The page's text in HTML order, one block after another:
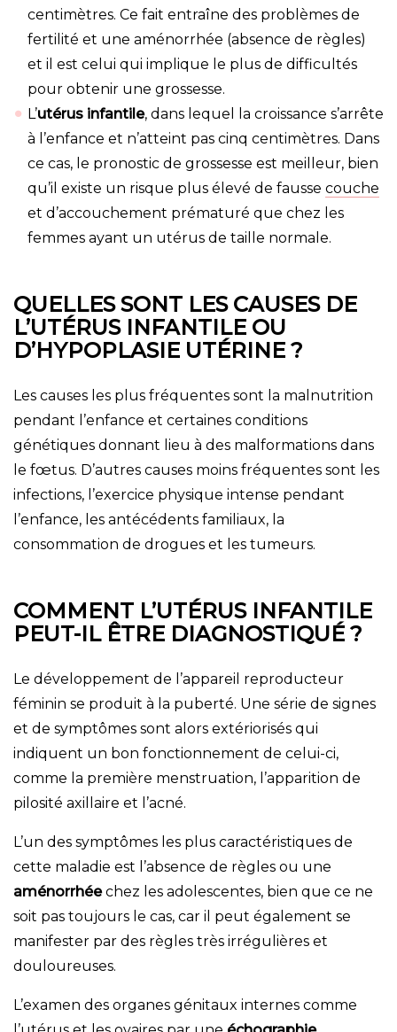
centimètres. Ce fait entraîne des problèmes de
fertilité et une aménorrhée (absence de règles)
et il est celui qui implique le plus de difficultés
pour obtenir une grossesse.
L’utérus infantile, dans lequel la croissance s’arrête
à l’enfance et n’atteint pas cinq centimètres. Dans
ce cas, le pronostic de grossesse est meilleur, bien
qu’il existe un risque plus élevé de fausse couche
et d’accouchement prématuré que chez les
femmes ayant un utérus de taille normale.
QUELLES SONT LES CAUSES DE
L’UTÉRUS INFANTILE OU
D’HYPOPLASIE UTÉRINE ?
Les causes les plus fréquentes sont la malnutrition
pendant l’enfance et certaines conditions
génétiques donnant lieu à des malformations dans
le fœtus. D’autres causes moins fréquentes sont les
infections, l’exercice physique intense pendant
l’enfance, les antécédents familiaux, la
consommation de drogues et les tumeurs.
COMMENT L’UTÉRUS INFANTILE
PEUT-IL ÊTRE DIAGNOSTIQUÉ ?
Le développement de l’appareil reproducteur
féminin se produit à la puberté. Une série de signes
et de symptômes sont alors extériorisés qui
indiquent un bon fonctionnement de celui-ci,
comme la première menstruation, l’apparition de
pilosité axillaire et l’acné.
L’un des symptômes les plus caractéristiques de
cette maladie est l’absence de règles ou une
aménorrhéechez les adolescentes, bien que ce ne
soit pas toujours le cas, car il peut également se
manifester par des règles très irrégulières et
douloureuses.
L’examen des organes génitaux internes comme